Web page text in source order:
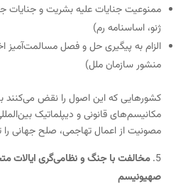
ممنوعیت جنایات علیه بشریت و جنایات
ژنو، اساسنامه رم)
الزام به پیگیری حل و فصل
منشور سازمان ملل)
کشورهایی که این اصول را نقض می‌کنند
مکانیسم‌های قانونی و دیپلماتیک
مصونیت از اعمال تهاجمی، صلح جهانی
مخالفت با جنگ و نظامی‌گری ایالات
صهیونیسم